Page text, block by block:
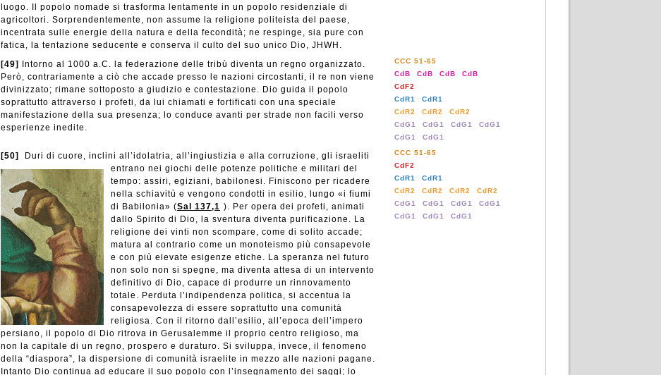
luogo. Il popolo nomade si trasforma lentamente in un popolo residenziale di
agricoltori. Sorprendentemente, non assume la religione politeista del paese,
incentrata sulle energie della natura e della fecondità; ne respinge, sia pure con
fatica, la tentazione seducente e conserva il culto del suo unico Dio, JHWH.
[49]
Intorno al 1000 a.C. la federazione delle tribù diventa un regno organizzato.
Però, contrariamente a ciò che accade presso le nazioni circostanti, il re non viene
divinizzato; rimane sottoposto a giudizio e contestazione. Dio guida il popolo
soprattutto attraverso i profeti, da lui chiamati e fortificati con una speciale
manifestazione della sua presenza; lo conduce avanti per strade non facili verso
esperienze inedite.
CCC 51-65
CdB
CdB CdB
CdB
CdF2
CdR1
CdR1
CdR2
CdR2
CdR2
CdG1
CdG1 CdG1
CdG1
CdG1
CdG1
[50] Duri di cuore, inclini all’idolatria, all’ingiustizia e alla corruzione, gli israeliti
entrano nei giochi delle potenze politiche e militari del
tempo: assiri, egiziani, babilonesi. Finiscono per ricadere
nella schiavitù e vengono condotti in esilio, lungo «i fiumi
di Babilonia» (Sal 137,1 ). Per opera dei profeti, animati
dallo Spirito di Dio, la sventura diventa purificazione. La
religione dei vinti non scompare, come di solito accade;
matura al contrario come un monoteismo più consapevole
e con più elevate esigenze etiche. La speranza nel futuro
non solo non si spegne, ma diventa attesa di un intervento
definitivo di Dio, capace di produrre un rinnovamento
totale. Perduta l’indipendenza politica, si accentua la
consapevolezza di essere soprattutto una comunità
religiosa. Con il ritorno dall’esilio, all’epoca dell’impero
persiano, il popolo di Dio ritrova in Gerusalemme il proprio centro religioso, ma
non la capitale di un regno, prospero e duraturo. Si sviluppa, invece, il fenomeno
della “diaspora”, la dispersione di comunità israelite in mezzo alle nazioni pagane.
Intanto Dio continua ad educare il suo popolo con l’insegnamento dei saggi; lo
CCC 51-65
CdF2
CdR1
CdR1
CdR2
CdR2 CdR2
CdR2
CdG1
CdG1 CdG1
CdG1
CdG1
CdG1 CdG1